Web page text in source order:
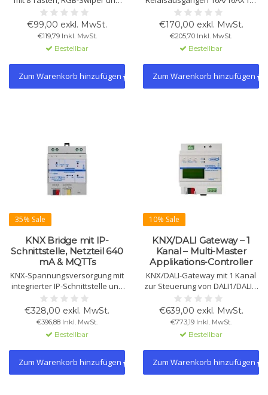
integrierter
Temperaturregelung. Geeignet
für Szenen, Beleuchtung,
Jalousien, Logik und KNX Data
Secure. Wippen,
Abdeckrahmen und Rahmen
sind als Zubehör separat
erhältlich.
€99,00 exkl. MwSt.
€119,79 Inkl. MwSt.
Bestellbar
Zum Warenkorb hinzufügen
C-Lasten und 4 potenzialfreien
Eingängen. Für Licht, HVAC,
Jalousien und Szenen.
Unterstützt NTC-Sensoren,
Thermostatfunktionen und
flexible KNX-Konfiguration.
€170,00 exkl. MwSt.
€205,70 Inkl. MwSt.
Bestellbar
Zum Warenkorb hinzufügen
35% Sale
KNX Bridge mit IP-
Schnittstelle, Netzteil 640
mA & MQTTs
KNX-Spannungsversorgung mit
integrierter IP-Schnittstelle und
MQTTs („MQTT Secure“) für
sichere IoT-Kommunikation.
Liefert 640 mA (KNX + AUX) und
unterstützt KNX Data Secure.
€328,00 exkl. MwSt.
€396,88 Inkl. MwSt.
Bestellbar
Zum Warenkorb hinzufügen
10% Sale
KNX/DALI Gateway – 1
Kanal – Multi-Master
Applikations-Controller
KNX/DALI-Gateway mit 1 Kanal
zur Steuerung von DALI1/DALI2-
Leuchten, Sensoren und
Notbeleuchtung. Unterstützt
Multi-Master und
Konstantlichtregelung.
€639,00 exkl. MwSt.
€773,19 Inkl. MwSt.
Bestellbar
Zum Warenkorb hinzufügen